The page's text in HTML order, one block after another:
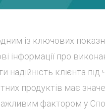
із ключових
інформації про
надійність клієнта
продуктів має
фактором у